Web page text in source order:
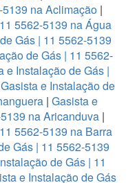
na Aclimação |
5562-5139 na Água
Gás | 11 5562-5139
de Gás | 11 5562-
e Instalação de Gás |
Gasista e Instalação de
| Gasista e
na Aricanduva |
5562-5139 na Barra
Gás | 11 5562-5139
de Gás | 11
e Instalação de Gás